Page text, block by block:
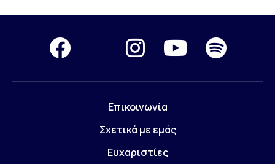
Επικοινωνία
Σχετικά με εμάς
Ευχαριστίες